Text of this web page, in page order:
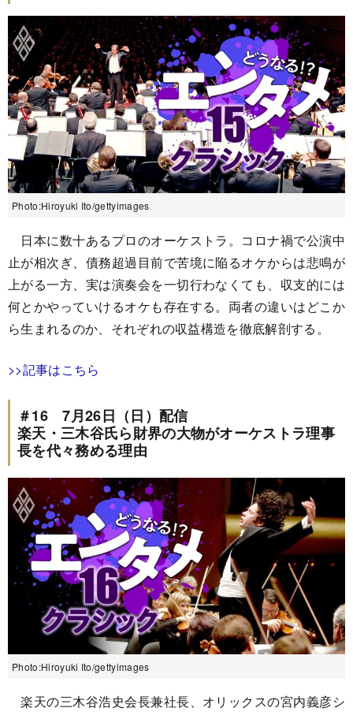
Photo:Hiroyuki Ito/gettyimages
日本に数十あるプロのオーケストラ。コロナ禍で公演中
止が相次ぎ、債務超過目前で苦境に陥るオケからは悲鳴が
上がる一方、実は演奏会を一切行わなくても、収支的には
何とかやっていけるオケも存在する。両者の違いはどこか
ら生まれるのか、それぞれの収益構造を徹底解剖する。
>>記事はこちら
＃16 7月26日（日）配信
楽天・三木谷氏ら財界の大物がオーケストラ理事
長を代々務める理由
Photo:Hiroyuki Ito/gettyimages
楽天の三木谷浩史会長兼社長、オリックスの宮内義彦シ